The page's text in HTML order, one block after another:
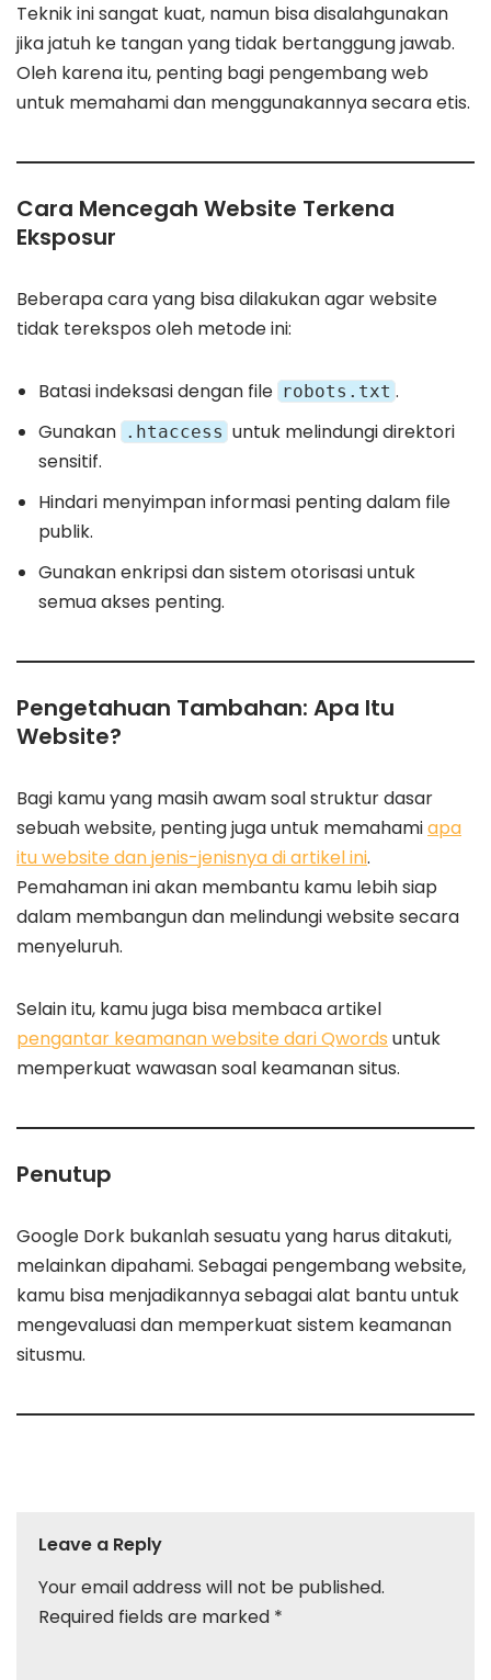
Teknik ini sangat kuat, namun bisa disalahgunakan
jika jatuh ke tangan yang tidak bertanggung jawab.
Oleh karena itu, penting bagi pengembang web
untuk memahami dan menggunakannya secara etis.
Cara Mencegah Website Terkena
Eksposur
Beberapa cara yang bisa dilakukan agar website
tidak terekspos oleh metode ini:
Batasi indeksasi dengan file robots.txt .
Gunakan .htaccess untuk melindungi direktori
sensitif.
Hindari menyimpan informasi penting dalam file
publik.
Gunakan enkripsi dan sistem otorisasi untuk
semua akses penting.
Pengetahuan Tambahan: Apa Itu
Website?
Bagi kamu yang masih awam soal struktur dasar
sebuah website, penting juga untuk memahamiapa
itu website dan jenis-jenisnya di artikel ini.
Pemahaman ini akan membantu kamu lebih siap
dalam membangun dan melindungi website secara
menyeluruh.
Selain itu, kamu juga bisa membaca artikel
pengantar keamanan website dari Qwords untuk
memperkuat wawasan soal keamanan situs.
Penutup
Google Dork bukanlah sesuatu yang harus ditakuti,
melainkan dipahami. Sebagai pengembang website,
kamu bisa menjadikannya sebagai alat bantu untuk
mengevaluasi dan memperkuat sistem keamanan
situsmu.
Leave a Reply
Your email address will not be published.
Required fields are marked *